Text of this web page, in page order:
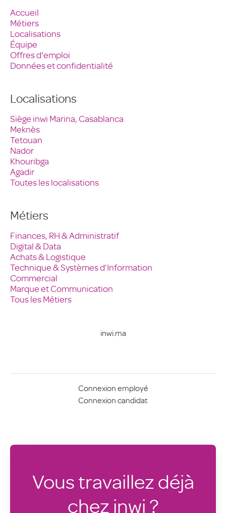
Accueil
Métiers
Localisations
Équipe
Offres d'emploi
Données et confidentialité
Localisations
Siège inwi Marina, Casablanca
Meknès
Tetouan
Nador
Khouribga
Agadir
Toutes les localisations
Métiers
Finances, RH & Administratif
Digital & Data
Achats & Logistique
Technique & Systèmes d’Information
Commercial
Marque et Communication
Tous les Métiers
inwi.ma
Connexion employé
Connexion candidat
Vous travaillez déjà
chez inwi ?